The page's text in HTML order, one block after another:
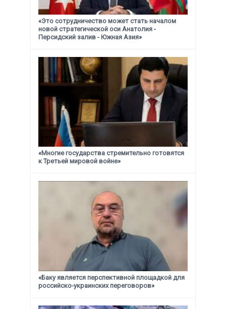
«Это сотрудничество может стать началом
новой стратегической оси Анатолия -
Персидский залив - Южная Азия»
«Многие государства стремительно готовятся
к Третьей мировой войне»
«Баку является перспективной площадкой для
российско-украинских переговоров»